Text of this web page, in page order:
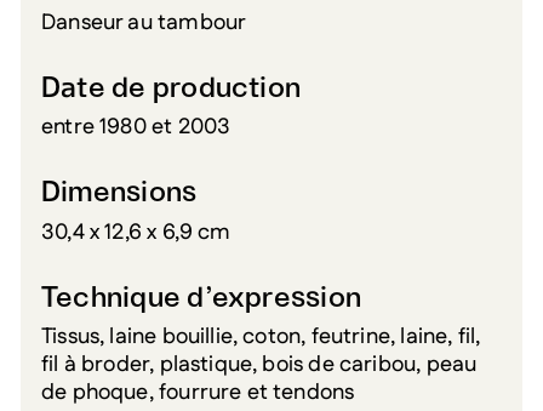
Danseur au tambour
Date de production
entre 1980 et 2003
Dimensions
30,4 x 12,6 x 6,9 cm
Technique d’expression
Tissus, laine bouillie, coton, feutrine, laine, fil,
fil à broder, plastique, bois de caribou, peau
de phoque, fourrure et tendons